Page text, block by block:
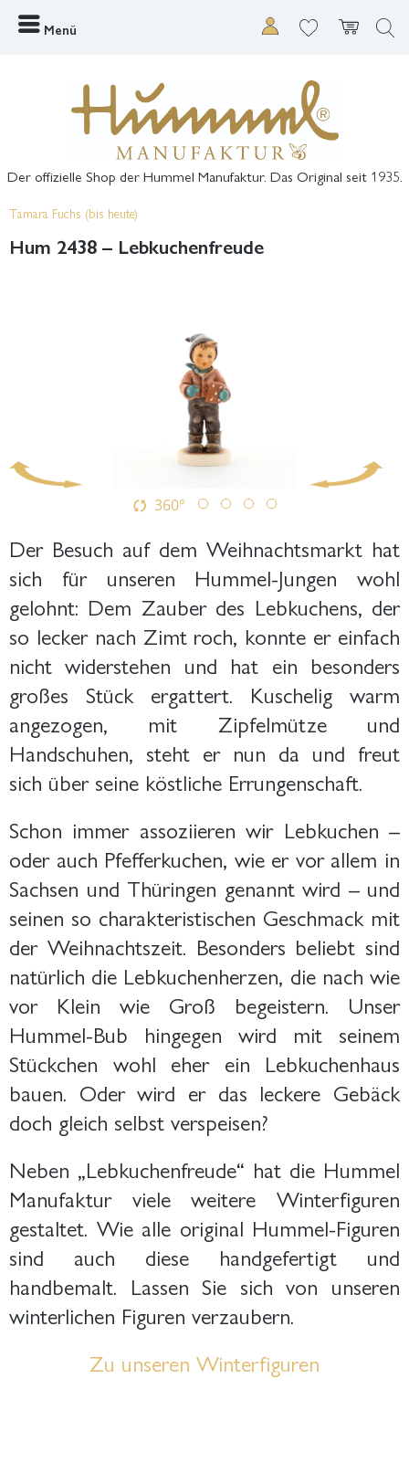
Menü
Der offizielle Shop der Hummel Manufaktur. Das Original seit 1935.
Tamara Fuchs (bis heute)
Hum 2438 – Lebkuchenfreude
360°
Der Besuch auf dem Weihnachtsmarkt hat
sich für unseren Hummel-Jungen wohl
gelohnt: Dem Zauber des Lebkuchens, der
so lecker nach Zimt roch, konnte er einfach
nicht widerstehen und hat ein besonders
großes Stück ergattert. Kuschelig warm
angezogen, mit Zipfelmütze und
Handschuhen, steht er nun da und freut
sich über seine köstliche Errungenschaft.
Schon immer assoziieren wir Lebkuchen –
oder auch Pfefferkuchen, wie er vor allem in
Sachsen und Thüringen genannt wird – und
seinen so charakteristischen Geschmack mit
der Weihnachtszeit. Besonders beliebt sind
natürlich die Lebkuchenherzen, die nach wie
vor Klein wie Groß begeistern. Unser
Hummel-Bub hingegen wird mit seinem
Stückchen wohl eher ein Lebkuchenhaus
bauen. Oder wird er das leckere Gebäck
doch gleich selbst verspeisen?
Neben „Lebkuchenfreude“ hat die Hummel
Manufaktur viele weitere Winterfiguren
gestaltet. Wie alle original Hummel-Figuren
sind auch diese handgefertigt und
handbemalt. Lassen Sie sich von unseren
winterlichen Figuren verzaubern.
Zu unseren Winterfiguren